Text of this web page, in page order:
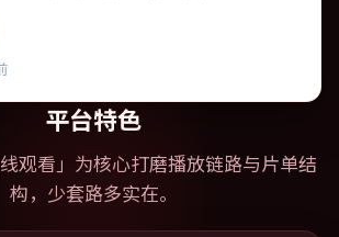
从日常裂缝切入，逐步推向不可逆转的结
，情感落点克制有力。
平台特色
观看 」为核心打磨播放链路与片单结
构，少套路多实在。